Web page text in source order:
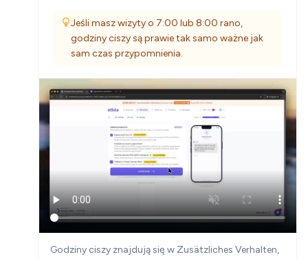
Jeśli masz wizyty o 7:00 lub 8:00 rano,
godziny ciszy są prawie tak samo ważne jak
sam czas przypomnienia.
Godziny ciszy znajdują się w Zusätzliches Verhalten,